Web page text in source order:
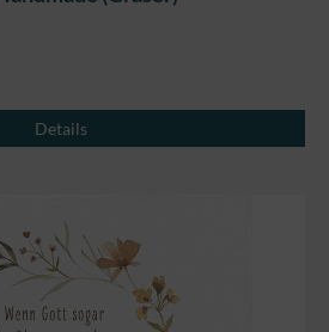
Details